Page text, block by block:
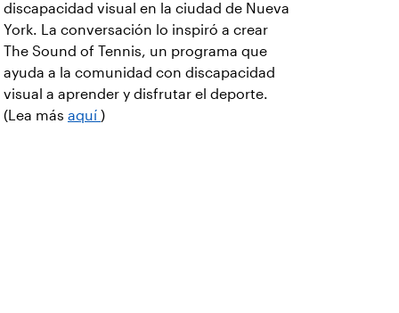
discapacidad visual en la ciudad de Nueva
York. La conversación lo inspiró a crear
The Sound of Tennis, un programa que
ayuda a la comunidad con discapacidad
visual a aprender y disfrutar el deporte.
(Lea más aquí )